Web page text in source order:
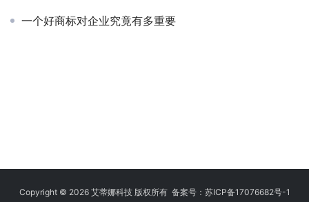
一个好商标对企业究竟有多重要
Copyright © 2026 艾蒂娜科技 版权所有 备案号： 苏ICP备17076682号-1